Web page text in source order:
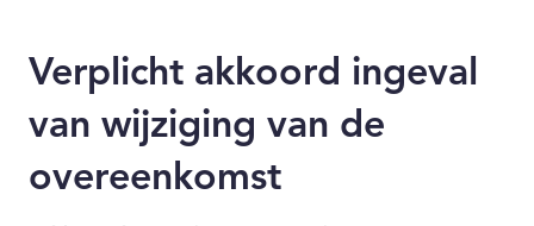
Verplicht akkoord ingeval
van wijziging van de
overeenkomst